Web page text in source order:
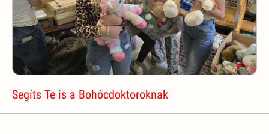
Segíts Te is a Bohócdoktoroknak